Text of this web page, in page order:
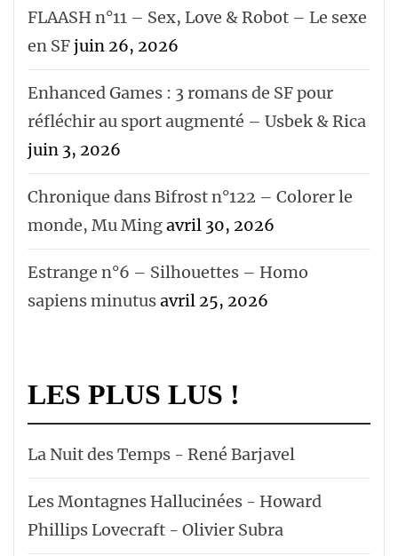
FLAASH n°11 – Sex, Love & Robot – Le sexe
en SFjuin 26, 2026
Enhanced Games : 3 romans de SF pour
réfléchir au sport augmenté – Usbek & Rica
juin 3, 2026
Chronique dans Bifrost n°122 – Colorer le
monde, Mu Mingavril 30, 2026
Estrange n°6 – Silhouettes – Homo
sapiens minutusavril 25, 2026
LES PLUS LUS !
La Nuit des Temps - René Barjavel
Les Montagnes Hallucinées - Howard
Phillips Lovecraft - Olivier Subra